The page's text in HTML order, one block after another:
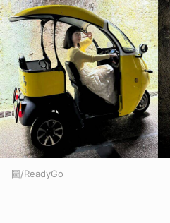
圖/ReadyGo